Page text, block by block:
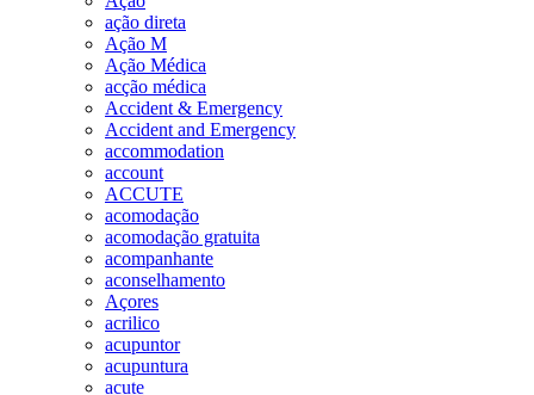
ação direta
Ação M
Ação Médica
acção médica
Accident & Emergency
Accident and Emergency
accommodation
account
ACCUTE
acomodação
acomodação gratuita
acompanhante
aconselhamento
Açores
acrilico
acupuntor
acupuntura
acute